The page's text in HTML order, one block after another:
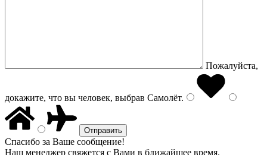
Пожалуйста,
докажите, что вы человек, выбрав Самолёт.
Спасибо за Ваше сообщение!
Наш менеджер свяжется с Вами в ближайшее время.